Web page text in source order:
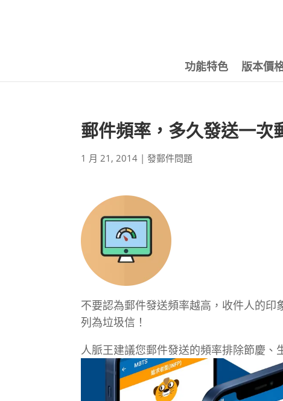
功能特色 版本價
郵件頻率，多久發送一次
1 月 21, 2014 |發郵件問題
不要認為郵件發送頻率越高，收件人的
列為垃圾信！
人脈王建議您郵件發送的頻率排除節慶、